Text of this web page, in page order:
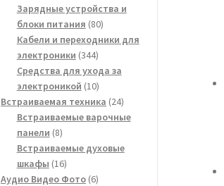
товара
Зарядные устройства и
блоки питания 8080
товаров
Кабели и переходники для
электроники 344344
товара
Средства для ухода за
электроникой 1010
товаров
Встраиваемая техника 2424
товара
Встраиваемые варочные
панели 88
товаров
Встраиваемые духовые
шкафы 1616
товаров
Аудио Видео Фото 66